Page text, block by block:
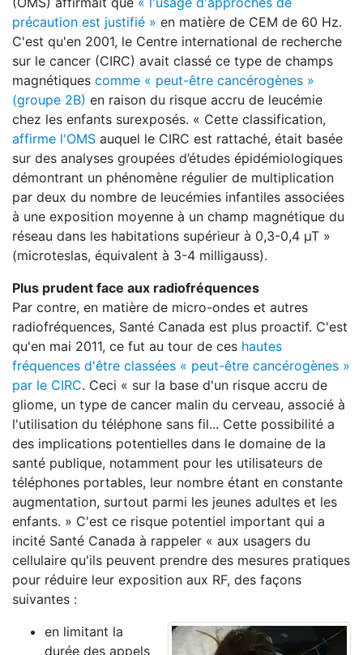
précaution est justifié » en matière de CEM de 60 Hz.
C'est qu'en 2001, le Centre international de recherche
sur le cancer (CIRC) avait classé ce type de champs
magnétiques comme « peut-être cancérogènes »
(groupe 2B) en raison du risque accru de leucémie
chez les enfants surexposés. « Cette classification,
affirme l'OMS auquel le CIRC est rattaché, était basée
sur des analyses groupées d’études épidémiologiques
démontrant un phénomène régulier de multiplication
par deux du nombre de leucémies infantiles associées
à une exposition moyenne à un champ magnétique du
réseau dans les habitations supérieur à 0,3-0,4 µT »
(microteslas, équivalent à 3-4 milligauss).
Plus prudent face aux radiofréquences
Par contre, en matière de micro-ondes et autres
radiofréquences, Santé Canada est plus proactif. C'est
qu'en mai 2011, ce fut au tour de ces hautes
fréquences d'être classées « peut-être cancérogènes »
par le CIRC. Ceci « sur la base d'un risque accru de
gliome, un type de cancer malin du cerveau, associé à
l'utilisation du téléphone sans fil... Cette possibilité a
des implications potentielles dans le domaine de la
santé publique, notamment pour les utilisateurs de
téléphones portables, leur nombre étant en constante
augmentation, surtout parmi les jeunes adultes et les
enfants. » C'est ce risque potentiel important qui a
incité Santé Canada à rappeler « aux usagers du
cellulaire qu'ils peuvent prendre des mesures pratiques
pour réduire leur exposition aux RF, des façons
suivantes :
en limitant la
durée des appels